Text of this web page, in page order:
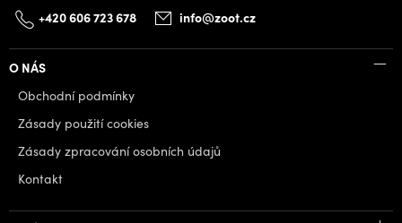
+420 606 723 678 info@zoot.cz
O NÁS
Obchodní podmínky
Zásady použití cookies
Zásady zpracování osobních údajů
Kontakt